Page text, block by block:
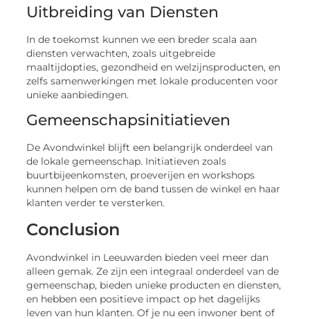
Uitbreiding van Diensten
In de toekomst kunnen we een breder scala aan
diensten verwachten, zoals uitgebreide
maaltijdopties, gezondheid en welzijnsproducten, en
zelfs samenwerkingen met lokale producenten voor
unieke aanbiedingen.
Gemeenschapsinitiatieven
De Avondwinkel blijft een belangrijk onderdeel van
de lokale gemeenschap. Initiatieven zoals
buurtbijeenkomsten, proeverijen en workshops
kunnen helpen om de band tussen de winkel en haar
klanten verder te versterken.
Conclusion
Avondwinkel in Leeuwarden bieden veel meer dan
alleen gemak. Ze zijn een integraal onderdeel van de
gemeenschap, bieden unieke producten en diensten,
en hebben een positieve impact op het dagelijks
leven van hun klanten. Of je nu een inwoner bent of